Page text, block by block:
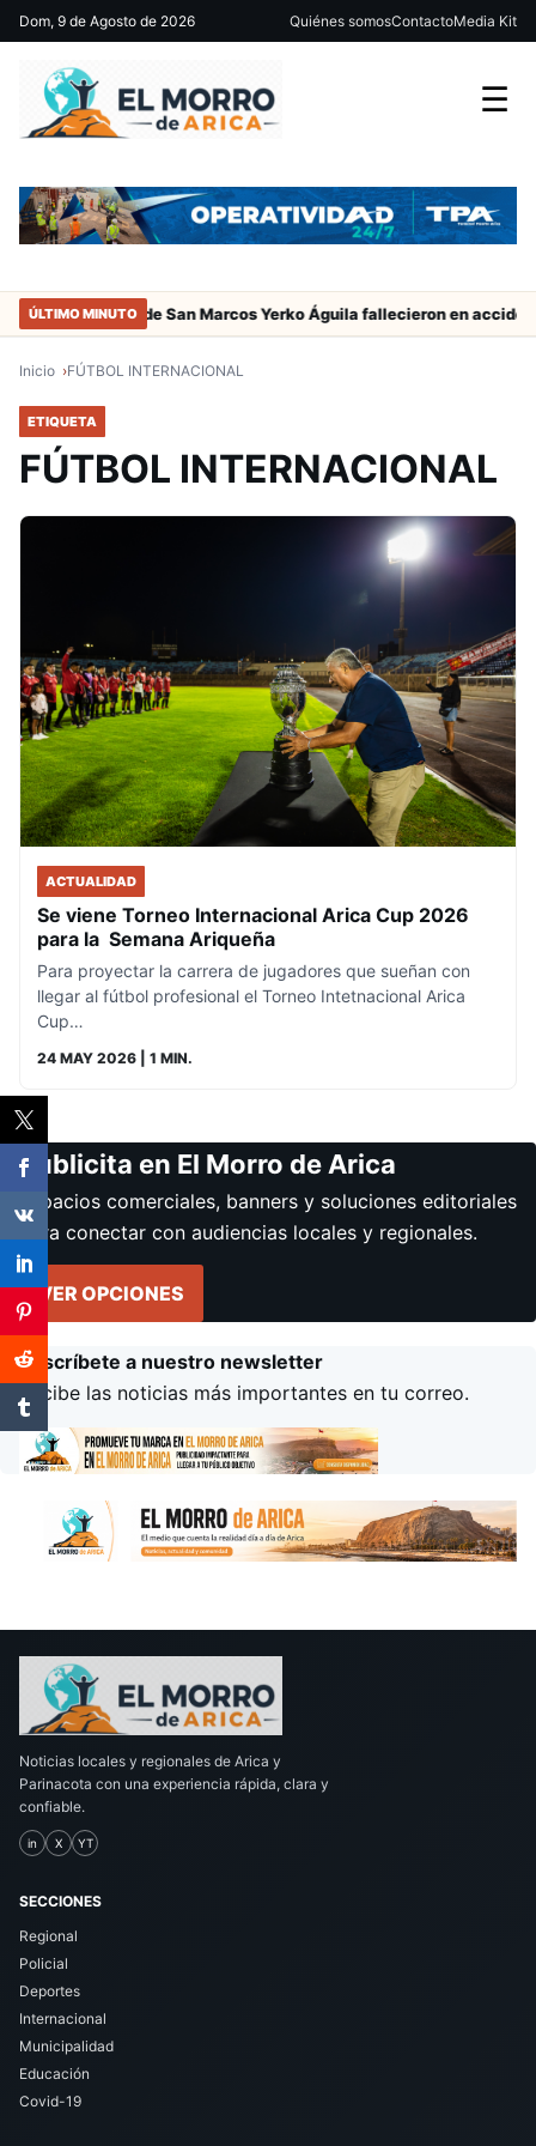
Dom, 9 de Agosto de 2026 Quiénes somosContactoMedia Kit
☰
ÚLTIMO MINUTO
del jugador de San Marcos Yerko Águila fallecieron en
Inicio FÚTBOL INTERNACIONAL
ETIQUETA
FÚTBOL INTERNACIONAL
ACTUALIDAD
Se viene Torneo Internacional Arica Cup 2026
para la Semana Ariqueña
Para proyectar la carrera de jugadores que sueñan con
llegar al fútbol profesional el Torneo Intetnacional Arica
Cup…
24 MAY 2026 | 1 MIN.
Publicita en El Morro de Arica
Espacios comerciales, banners y soluciones editoriales
para conectar con audiencias locales y regionales.
VER OPCIONES
Suscríbete a nuestro newsletter
Recibe las noticias más importantes en tu correo.
Noticias locales y regionales de Arica y
Parinacota con una experiencia rápida, clara y
confiable.
in X YT
SECCIONES
Regional
Policial
Deportes
Internacional
Municipalidad
Educación
Covid-19